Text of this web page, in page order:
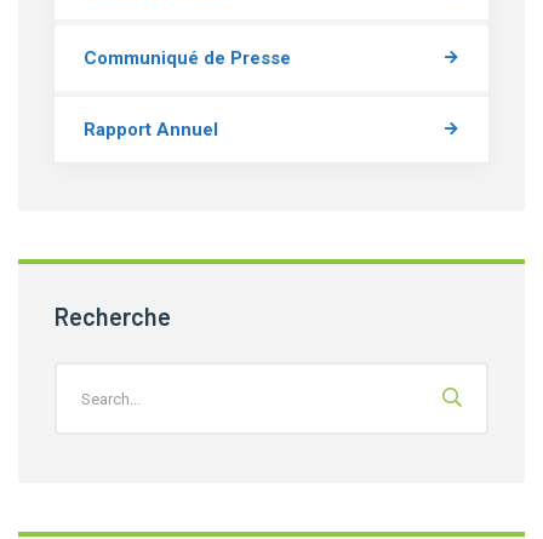
Communiqué de Presse
Rapport Annuel
Recherche